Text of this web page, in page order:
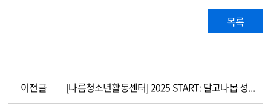
목록
이전글 [나름청소년활동센터] 2025 START: 달고나몹 성장나눔발표회